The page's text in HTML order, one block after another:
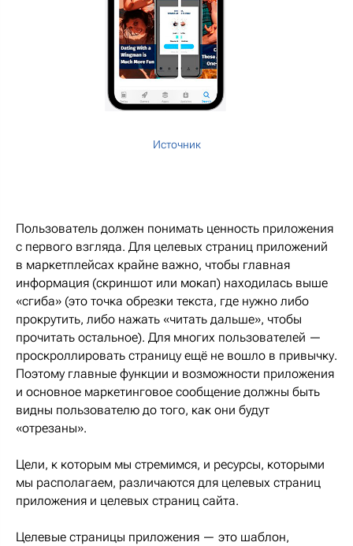
Источник
Пользователь должен понимать ценность приложения
с первого взгляда. Для целевых страниц приложений
в маркетплейсах крайне важно, чтобы главная
информация (скриншот или мокап) находилась выше
«сгиба» (это точка обрезки текста, где нужно либо
прокрутить, либо нажать «читать дальше», чтобы
прочитать остальное). Для многих пользователей —
проскроллировать страницу ещё не вошло в привычку.
Поэтому главные функции и возможности приложения
и основное маркетинговое сообщение должны быть
видны пользователю до того, как они будут
«отрезаны».
Цели, к которым мы стремимся, и ресурсы, которыми
мы располагаем, различаются для целевых страниц
приложения и целевых страниц сайта.
Целевые страницы приложения — это шаблон,